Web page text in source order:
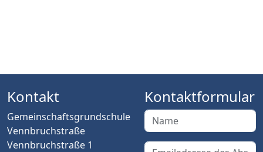
Kontakt
Gemeinschaftsgrundschule
Vennbruchstraße
Vennbruchstraße 1
Kontaktformular